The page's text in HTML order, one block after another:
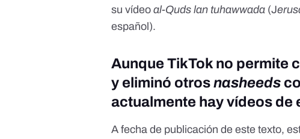
su vídeoal-Quds lan tuhawwada (J
español).
Aunque TikTok no permite
y eliminó otrosnasheeds
actualmente hay vídeos de
A fecha de publicación de este texto,